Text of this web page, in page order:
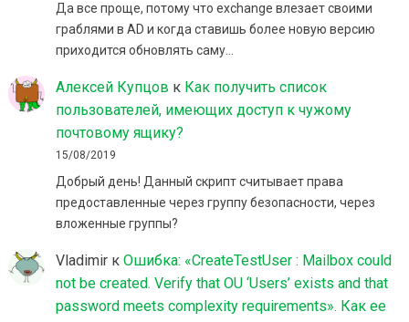
Да все проще, потому что exchange влезает своими
граблями в AD и когда ставишь более новую версию
приходится обновлять саму…
Алексей Купцов к Как получить список
пользователей, имеющих доступ к чужому
почтовому ящику?
15/08/2019
Добрый день! Данный скрипт считывает права
предоставленные через группу безопасности, через
вложенные группы?
Vladimirк Ошибка: «CreateTestUser : Mailbox could
not be created. Verify that OU ‘Users’ exists and that
password meets complexity requirements». Как ее